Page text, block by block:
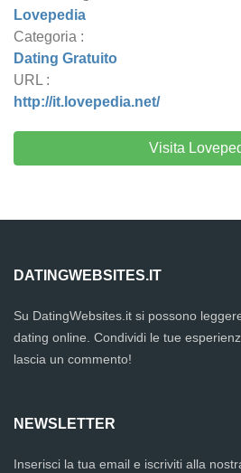
Lovepedia
Categoria :
Dating Gratuito
URL :
http://it.lovepedia.net/
Visita
DATINGWEBSITES.IT
Su DatingWebsites.it si possono
dating online. Condividi le tue
lascia un commento!
NEWSLETTER
Inserisci la tua email e iscriviti alla